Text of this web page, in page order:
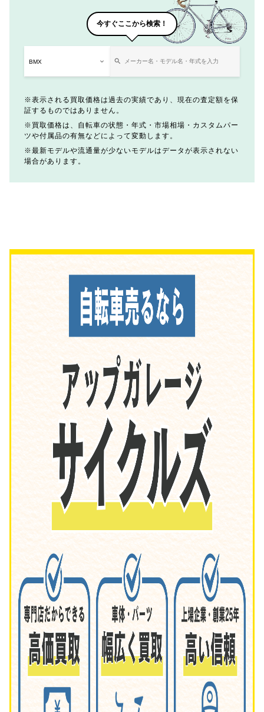
今すぐここから検索！
表示される買取価格は過去の実績であり、現在の査定額を保
証するものではありません。
買取価格は、自転車の状態・年式・市場相場・カスタムパー
ツや付属品の有無などによって変動します。
最新モデルや流通量が少ないモデルはデータが表示されない
場合があります。